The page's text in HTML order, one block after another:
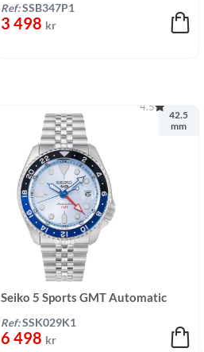
Ref: SSB347P1
3 498 kr
4.5
42.5
mm
Seiko 5 Sports GMT Automatic
Ref: SSK029K1
6 498 kr